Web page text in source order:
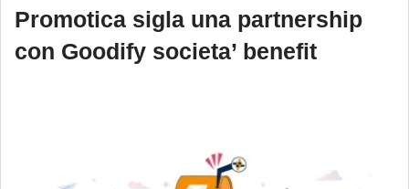
Promotica sigla una partnership
con Goodify societa’ benefit